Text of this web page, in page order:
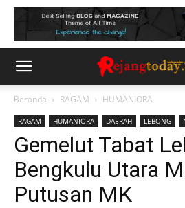
Beranda RAGAM HUMANIORA
RAGAM HUMANIORA DAERAH LEBONG
Gemelut Tabat
Bengkulu Utara
Putusan MK